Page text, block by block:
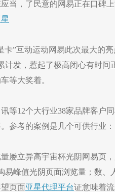
当，了民意的网易正在口碑
”互动运动网易此次最大的亮
计发，惹起了极高闭心有时间
等大奖着。
12个大行业38家品牌客户同
参考的案例是几个可供行业：
立异高宇宙杯光阴网易页，
易峰值光阴页面浏览量；数、
页面亚星代理平台证意味着